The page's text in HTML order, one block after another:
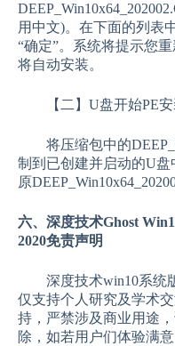
用中文)。在下面的列表
“确定”。系统将提示您
将自动安装。
【二】U盘开始PE安
将压缩包中的
制到已创建并启动的U
原
六、深度技术Ghost
2020免责声明
深度技术win10系统版
仅支持个人研究及学术
持，严禁涉及商业用途
除，如若用户们体验满